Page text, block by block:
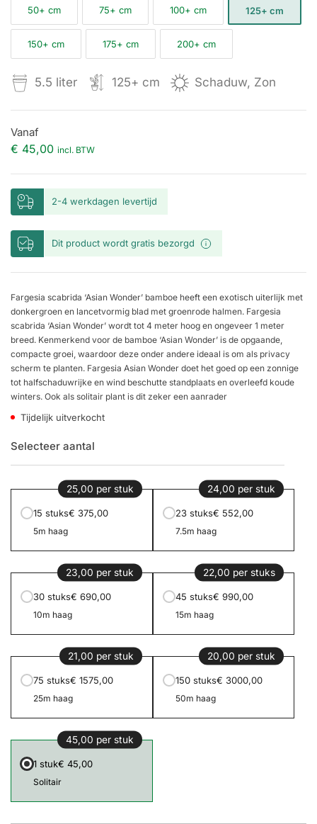
50+ cm 75+ cm 100+ cm 125+ cm
150+ cm 175+ cm 200+ cm
5.5 liter 125+ cm Schaduw, Zon
Vanaf
€ 45,00 incl. BTW
2-4 werkdagen levertijd
Dit product wordt gratis bezorgd
Fargesia scabrida ‘Asian Wonder’ bamboe heeft een exotisch uiterlijk met
donkergroen en lancetvormig blad met groenrode halmen. Fargesia
scabrida ‘Asian Wonder’ wordt tot 4 meter hoog en ongeveer 1 meter
breed. Kenmerkend voor de bamboe ‘Asian Wonder’ is de opgaande,
compacte groei, waardoor deze onder andere ideaal is om als privacy
scherm te planten. Fargesia Asian Wonder doet het goed op een zonnige
tot halfschaduwrijke en wind beschutte standplaats en overleefd koude
winters. Ook als solitair plant is dit zeker een aanrader
Tijdelijk uitverkocht
Selecteer aantal
25,00 per stuk
15 stuks€ 375,00
5m haag
24,00 per stuk
23 stuks€ 552,00
7.5m haag
23,00 per stuk
30 stuks€ 690,00
10m haag
22,00 per stuks
45 stuks€ 990,00
15m haag
21,00 per stuk
75 stuks€ 1575,00
25m haag
20,00 per stuk
150 stuks€ 3000,00
50m haag
45,00 per stuk
1 stuk€ 45,00
Solitair